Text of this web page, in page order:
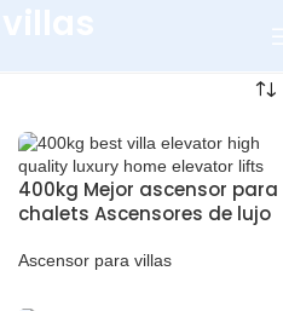
400kg Mejor ascensor para
chalets Ascensores de lujo
calidad
Ascensor para villas